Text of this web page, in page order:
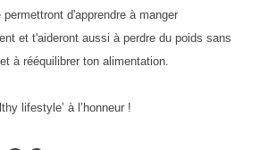
permettront d'apprendre à manger
et t'aideront aussi à perdre du poids sans
à rééquilibrer ton alimentation.
lifestyle’ à l’honneur !